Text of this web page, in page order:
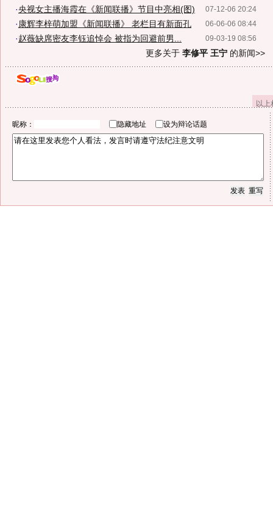
07-12-06 20:24
·央视女主播海霞在《新闻联播》节目中亮相(图)
06-06-06 08:44
· 康辉李梓萌加盟《新闻联播》 老栏目有新面孔
09-03-19 08:56
·赵薇缺席密友李钰追悼会 被指为回避前男...
更多关于 李修平 王宁 的新闻>>
以
昵称： 隐藏地址 设为辩论话题